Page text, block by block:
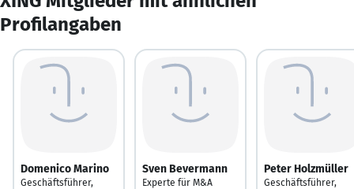
Profilangaben
Domenico Marino
Geschäftsführer,
Sven Bevermann
Experte für M&A
Peter Holzmüller
Geschäftsführer,